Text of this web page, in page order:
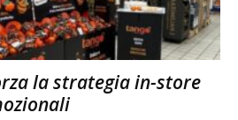
la strategia in-store